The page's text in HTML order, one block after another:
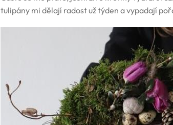
tulipány mi dělají radost už týden a vypadají